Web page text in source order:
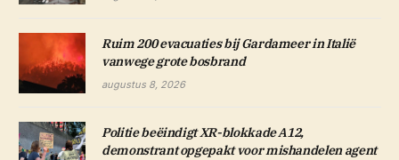
Ruim 200 evacuaties bij Gardameer in Italië
vanwege grote bosbrand
augustus 8, 2026
Politie beëindigt XR-blokkade A12,
demonstrant opgepakt voor mishandelen agent